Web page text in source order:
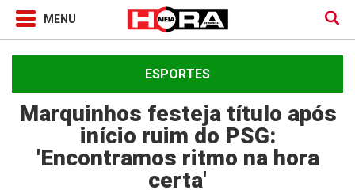
ESPORTES
Marquinhos festeja título após
início ruim do PSG:
'Encontramos ritmo na hora
certa'